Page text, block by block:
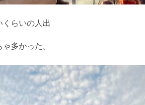
らいの人出
多かった。